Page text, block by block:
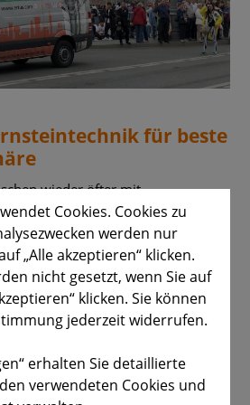
für beste
wieder öfter mit
doch auch Öl- und
wie vor aktuell. Grund genug, um
von Rauch zu sorgen, der bei der
und
sowohl die gesetzliche Lage
Cookies. Cookies zu
werden nur
„Alle akzeptieren“ klicken.
nicht gesetzt, wenn Sie auf
klicken. Sie können
jederzeit widerrufen.
erhalten Sie detaillierte
verwendeten Cookies und